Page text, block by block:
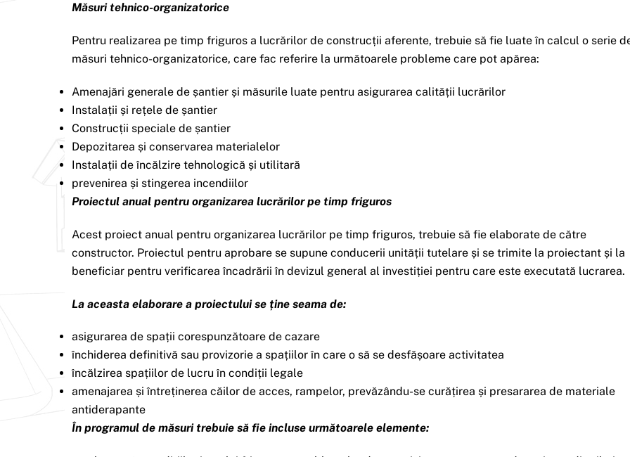
Măsuri tehnico-organizatorice
Pentru realizarea pe timp friguros a lucrărilor de construcții aferente, trebuie să fie luate în calcul o serie
măsuri tehnico-organizatorice, care fac referire la următoarele probleme care pot apărea:
Amenajări generale de șantier și măsurile luate pentru asigurarea calității lucrărilor
Instalații și rețele de șantier
Construcții speciale de șantier
Depozitarea și conservarea materialelor
Instalații de încălzire tehnologică și utilitară
prevenirea și stingerea incendiilor
Proiectul anual pentru organizarea lucrărilor pe timp friguros
Acest proiect anual pentru organizarea lucrărilor pe timp friguros, trebuie să fie elaborate de către
constructor. Proiectul pentru aprobare se supune conducerii unității tutelare și se trimite la proiectant și la
beneficiar pentru verificarea încadrării în devizul general al investiției pentru care este executată lucrarea.
La aceasta elaborare a proiectului se ține seama de:
asigurarea de spații corespunzătoare de cazare
închiderea definitivă sau provizorie a spațiilor în care o să se desfășoare activitatea
încălzirea spațiilor de lucru în condiții legale
amenajarea și întreținerea căilor de acces, rampelor, prevăzându-se curățirea și presararea de materiale
antiderapante
În programul de măsuri trebuie să fie incluse următoarele elemente: